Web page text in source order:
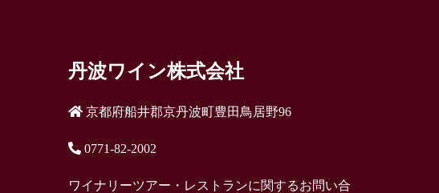
丹波ワイン株式会社
京都府船井郡京丹波町豊田鳥居野96
0771-82-2002
ワイナリーツアー・レストランに関するお問い合